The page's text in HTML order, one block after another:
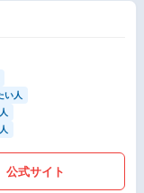
い人
公式サイト